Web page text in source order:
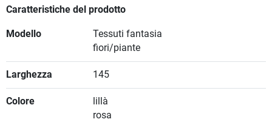
Caratteristiche del prodotto
Modello
Tessuti fantasia
fiori/piante
Larghezza 145
Colore
lillà
rosa